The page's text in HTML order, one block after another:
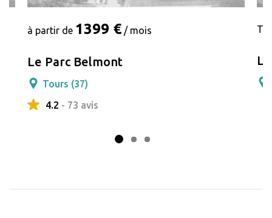
à partir de 1399 € / mois
Le Parc Belmont
Tours (37)
4.2 - 73 avis